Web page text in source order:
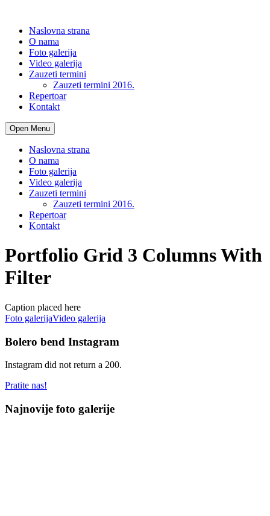
Naslovna strana
O nama
Foto galerija
Video galerija
Zauzeti termini
Zauzeti termini 2016.
Repertoar
Kontakt
Open Menu
Naslovna strana
O nama
Foto galerija
Video galerija
Zauzeti termini
Zauzeti termini 2016.
Repertoar
Kontakt
Portfolio Grid 3 Columns With
Filter
Caption placed here
Foto galerijaVideo galerija
Bolero bend Instagram
Instagram did not return a 200.
Pratite nas!
Najnovije foto galerije